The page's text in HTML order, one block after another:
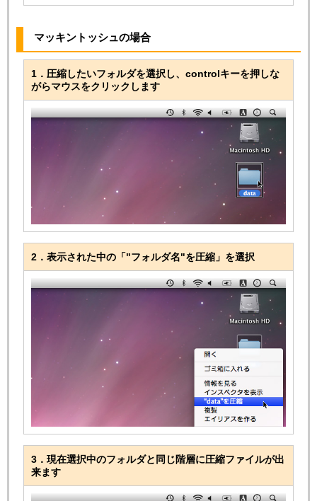
マッキントッシュの場合
1．圧縮したいフォルダを選択し、controlキーを押しな
がらマウスをクリックします
2．表示された中の「"フォルダ名"を圧縮」を選択
3．現在選択中のフォルダと同じ階層に圧縮ファイルが出
来ます